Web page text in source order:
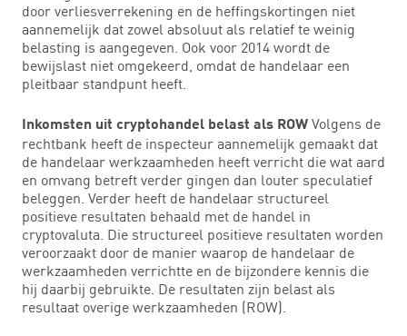
door verliesverrekening en de heffingskortingen niet
aannemelijk dat zowel absoluut als relatief te weinig
belasting is aangegeven. Ook voor 2014 wordt de
bewijslast niet omgekeerd, omdat de handelaar een
pleitbaar standpunt heeft.
Inkomsten uit cryptohandel belast als ROW Volgens de
rechtbank heeft de inspecteur aannemelijk gemaakt dat
de handelaar werkzaamheden heeft verricht die wat aard
en omvang betreft verder gingen dan louter speculatief
beleggen. Verder heeft de handelaar structureel
positieve resultaten behaald met de handel in
cryptovaluta. Die structureel positieve resultaten worden
veroorzaakt door de manier waarop de handelaar de
werkzaamheden verrichtte en de bijzondere kennis die
hij daarbij gebruikte. De resultaten zijn belast als
resultaat overige werkzaamheden (ROW).